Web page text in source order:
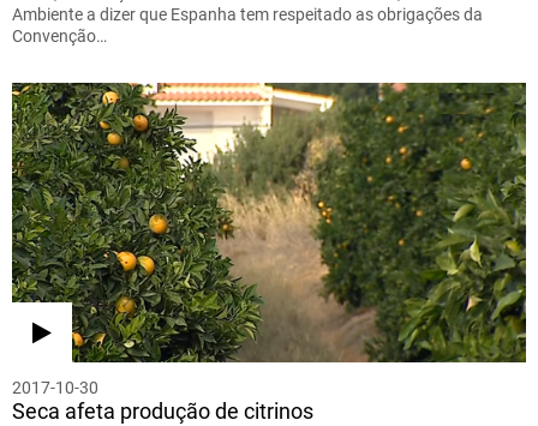
Ambiente a dizer que Espanha tem respeitado as obrigações da
Convenção…
2017-10-30
Seca afeta produção de citrinos